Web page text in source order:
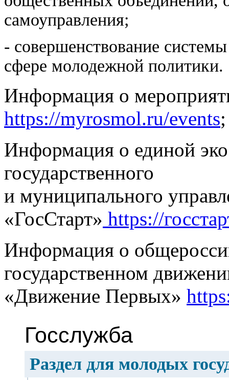
самоуправления;
- совершенствование
сфере молодежной политики.
Информация о
https://myrosmol.ru/events;
Информация о единой
государственного
и муниципального
«ГосСтарт» https://
Информация о
государственном
«Движение Первых»
Госслужба
Раздел для молодых